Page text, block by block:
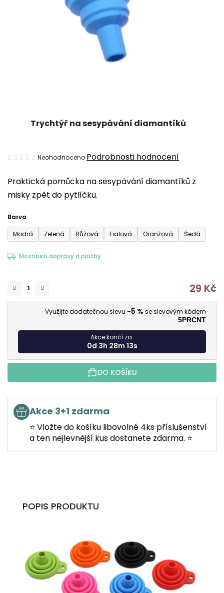
Praktická pomůcka na sesypávání diamantíků z
misky zpět do pytlíčku.
Barva
Modrá
Zelená Růžová Fialová Oranžová Šedá
Možnosti dopravy a platby
29 Kč
Využijte dodatečnou slevu -5 % se slevovým kódem
5PRCNT
Akce končí za:
0d 3h 28m 12s
DO KOŠÍKU
Akce 3+1 zdarma
⭐ Vložte do košíku libovolné 4ks příslušenství
a ten nejlevnější kus dostanete zdarma. ⭐
Trychtýř na sesypávání diamantíků
Průměrné
produktu
je
z
hvězdiček.
Neohodnoceno Podrobnosti hodnocení
POPIS PRODUKTU